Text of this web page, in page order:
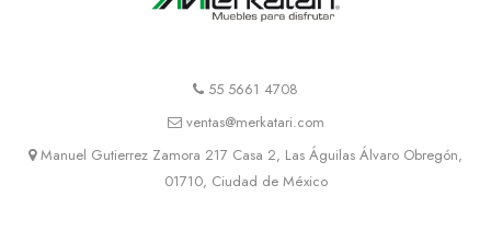
55 5661 4708
ventas@merkatari.com
Manuel Gutierrez Zamora 217 Casa 2, Las Águilas Álvaro Obregón,
01710, Ciudad de México